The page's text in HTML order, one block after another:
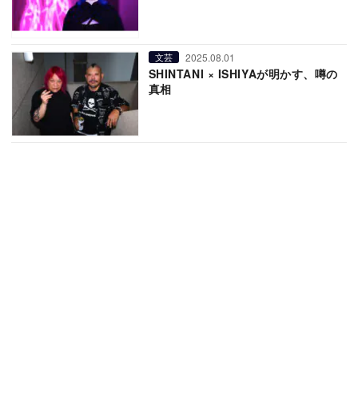
文芸 2025.08.01
SHINTANI × ISHIYAが明かす、噂の
真相